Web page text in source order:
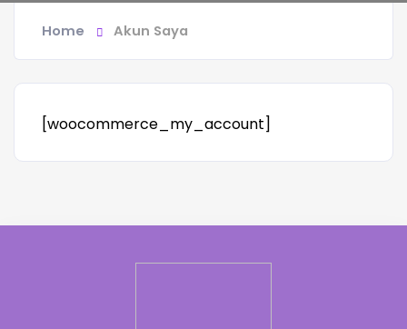
Home Akun Saya
[woocommerce_my_account]